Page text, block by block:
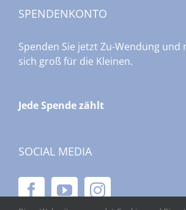
SPENDENKONTO
Spenden Sie jetzt Zu-Wendung und
sich groß für die Kleinen.
Jede Spende zählt
SOCIAL MEDIA